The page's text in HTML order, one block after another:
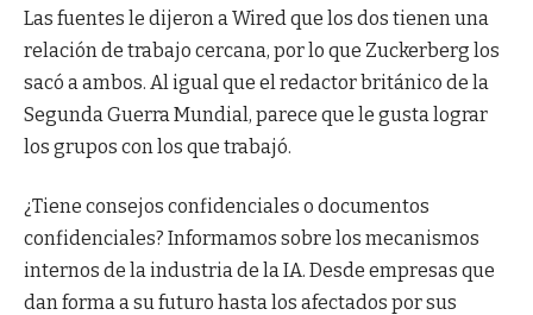
Las fuentes le dijeron a Wired que los dos tienen una
relación de trabajo cercana, por lo que Zuckerberg los
sacó a ambos. Al igual que el redactor británico de la
Segunda Guerra Mundial, parece que le gusta lograr
los grupos con los que trabajó.
¿Tiene consejos confidenciales o documentos
confidenciales? Informamos sobre los mecanismos
internos de la industria de la IA. Desde empresas que
dan forma a su futuro hasta los afectados por sus